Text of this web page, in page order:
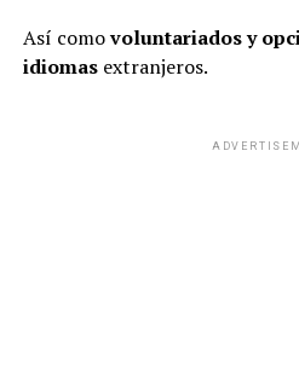
Así comovoluntariados y
idiomasextranjeros.